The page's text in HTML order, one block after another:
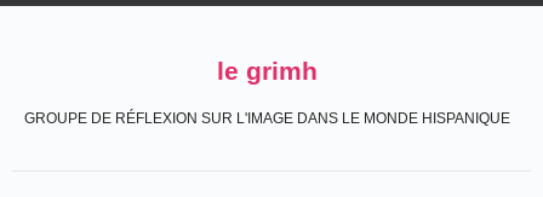
le grimh
GROUPE DE RÉFLEXION SUR L'IMAGE DANS LE MONDE HISPANIQUE